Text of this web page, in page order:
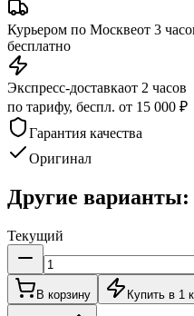
Курьером по Москвеот 3
бесплатно
Экспресс-доставкаот 2 часов
по тарифу, беспл. от 15 000 ₽
Гарантия качества
Оригинал
Другие варианты:
Текущий
В корзину Купить в 1